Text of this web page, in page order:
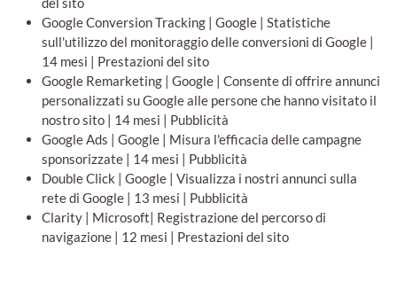
Google Conversion Tracking | Google | Statistiche
sull'utilizzo del monitoraggio delle conversioni di Google |
14 mesi | Prestazioni del sito
Google Remarketing | Google | Consente di offrire annunci
personalizzati su Google alle persone che hanno visitato il
nostro sito | 14 mesi | Pubblicità
Google Ads | Google | Misura l'efficacia delle campagne
sponsorizzate | 14 mesi | Pubblicità
Double Click | Google | Visualizza i nostri annunci sulla
rete di Google | 13 mesi | Pubblicità
Clarity | Microsoft| Registrazione del percorso di
navigazione | 12 mesi | Prestazioni del sito